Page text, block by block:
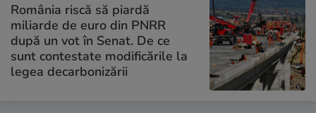
România riscă să piardă
miliarde de euro din PNRR
după un vot în Senat. De ce
sunt contestate modificările la
legea decarbonizării